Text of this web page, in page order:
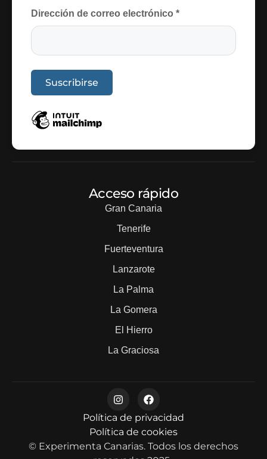
Dirección de correo electrónico *
Acceso rápido
Gran Canaria
Tenerife
Fuerteventura
Lanzarote
La Palma
La Gomera
El Hierro
La Graciosa
© Experimenta Canarias. Todos los derechos
Política de privacidad
Política de cookies